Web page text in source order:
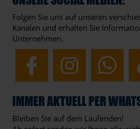
Folgen Sie uns auf unseren
Kanälen und erhalten Sie
Unternehmen.
IMMER AKTUELL PER
Bleiben Sie auf dem Laufenden!